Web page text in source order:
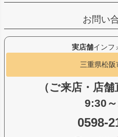
お問い
実店舗インフ
三重県松
（ご来店・店
9:30
0598-